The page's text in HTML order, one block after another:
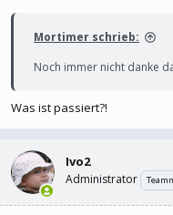
Mortimer schrieb:
Noch immer nicht danke
Was ist passiert?!
Ivo2
Administrator